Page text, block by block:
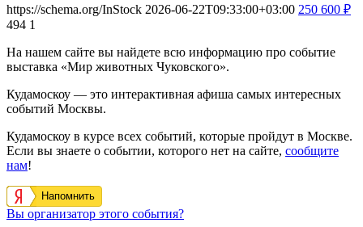
https://schema.org/InStock 2026-06-22T09:33:00+03:00 250 600 ₽
494 1
На нашем сайте вы найдете всю информацию про событие
выставка «Мир животных Чуковского».
Кудамоскоу — это интерактивная афиша самых интересных
событий Москвы.
Кудамоскоу в курсе всех событий, которые пройдут в Москве.
Если вы знаете о событии, которого нет на сайте, сообщите
нам!
Напомнить
Вы организатор этого события?